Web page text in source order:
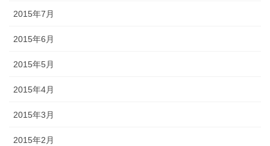
2015年7月
2015年6月
2015年5月
2015年4月
2015年3月
2015年2月